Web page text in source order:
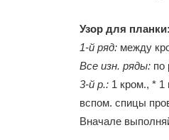
Узор для планки:
1-й ряд: между
Все изн. ряды: по
3-й р.: 1 кром., *
вспом. спицы
Вначале